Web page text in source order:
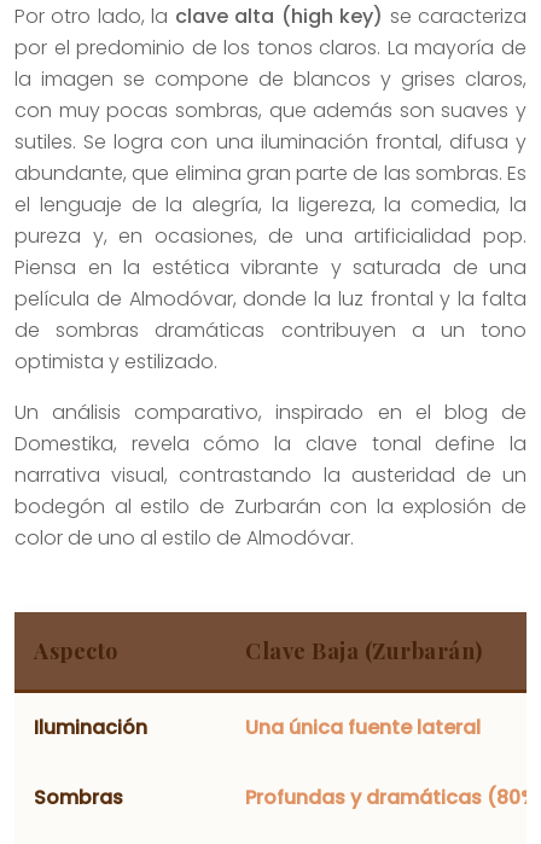
Por otro lado, la clave alta (high key) se caracteriza
por el predominio de los tonos claros. La mayoría de
la imagen se compone de blancos y grises claros,
con muy pocas sombras, que además son suaves y
sutiles. Se logra con una iluminación frontal, difusa y
abundante, que elimina gran parte de las sombras. Es
el lenguaje de la alegría, la ligereza, la comedia, la
pureza y, en ocasiones, de una artificialidad pop.
Piensa en la estética vibrante y saturada de una
película de Almodóvar, donde la luz frontal y la falta
de sombras dramáticas contribuyen a un tono
optimista y estilizado.
Un análisis comparativo, inspirado en el blog de
Domestika, revela cómo la clave tonal define la
narrativa visual, contrastando la austeridad de un
bodegón al estilo de Zurbarán con la explosión de
color de uno al estilo de Almodóvar.
Aspecto Clave Baja (Zurbarán)
Iluminación Una única fuente lateral
Sombras Profundas y dramáticas